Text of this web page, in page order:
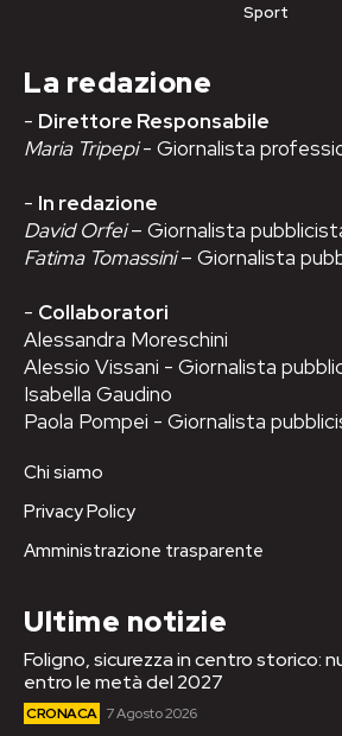
Sport
La redazione
- Direttore Responsabile
Maria Tripepi- Giornalista
- In redazione
David Orfei– Giornalista
Fatima Tomassini– Giornalista
- Collaboratori
Alessandra Moreschini
Alessio Vissani - Giornalista
Isabella Gaudino
Paola Pompei - Giornalista
Chi siamo
Privacy Policy
Amministrazione trasparente
Ultime notizie
Foligno, sicurezza in centro storico:
entro le metà del 2027
CRONACA 7 Agosto 2026